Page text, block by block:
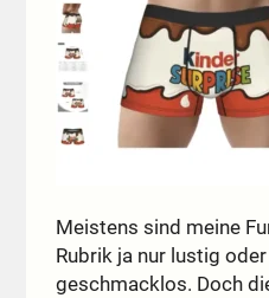
Meistens sind meine
Rubrik ja nur lustig
geschmacklos. Doch